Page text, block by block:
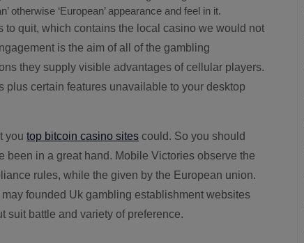
otherwise ‘European’ appearance and feel in it.
to quit, which contains the local casino we would not
is the aim of all of the gambling
they supply visible advantages of cellular players.
certain features unavailable to your desktop
you top bitcoin casino sites could. So you should
in a great hand. Mobile Victories observe the
rules, while the given by the European union.
founded Uk gambling establishment websites
suit battle and variety of preference.